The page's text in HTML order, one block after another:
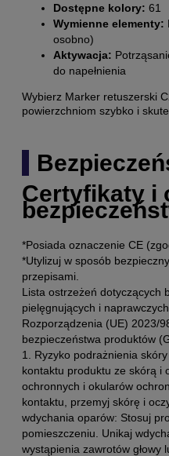
Dostępne kolory: 61
Wymienne elementy:
osobno)
Aktywacja:
do napełnienia
Wybierz Marker retuszerski
powierzchniom szybko i
Certyfikaty i
*Posiada oznaczenie CE
*Utylizuj w sposób
przepisami.
Lista ostrzeżeń dotyczących
pielęgnujących i
Rozporządzenia (UE) 2023/
bezpieczeństwa produktów
1. Ryzyko podrażnienia
kontaktu produktu ze skórą i
ochronnych i okularów
kontaktu, przemyj skórę i
wdychania oparów: Stosuj
pomieszczeniu. Unikaj
wystąpienia zawrotów głowy